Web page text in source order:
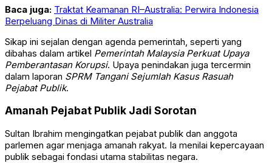
Baca juga: Traktat Keamanan RI–Australia: Perwira Indonesia
Berpeluang Dinas di Militer Australia
Sikap ini sejalan dengan agenda pemerintah, seperti yang
dibahas dalam artikel Pemerintah Malaysia Perkuat Upaya
Pemberantasan Korupsi. Upaya penindakan juga tercermin
dalam laporan SPRM Tangani Sejumlah Kasus Rasuah
Pejabat Publik.
Amanah Pejabat Publik Jadi Sorotan
Sultan Ibrahim mengingatkan pejabat publik dan anggota
parlemen agar menjaga amanah rakyat. Ia menilai kepercayaan
publik sebagai fondasi utama stabilitas negara.